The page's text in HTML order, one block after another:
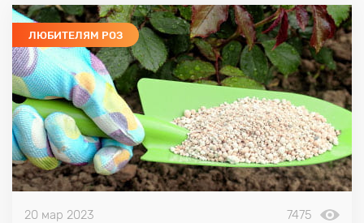
зеленоцветные сорта и «японские принцессы» с
густомахровыми цветками необычной сложной
формы.
ЛЮБИТЕЛЯМ РОЗ
20 мар 2023 7475